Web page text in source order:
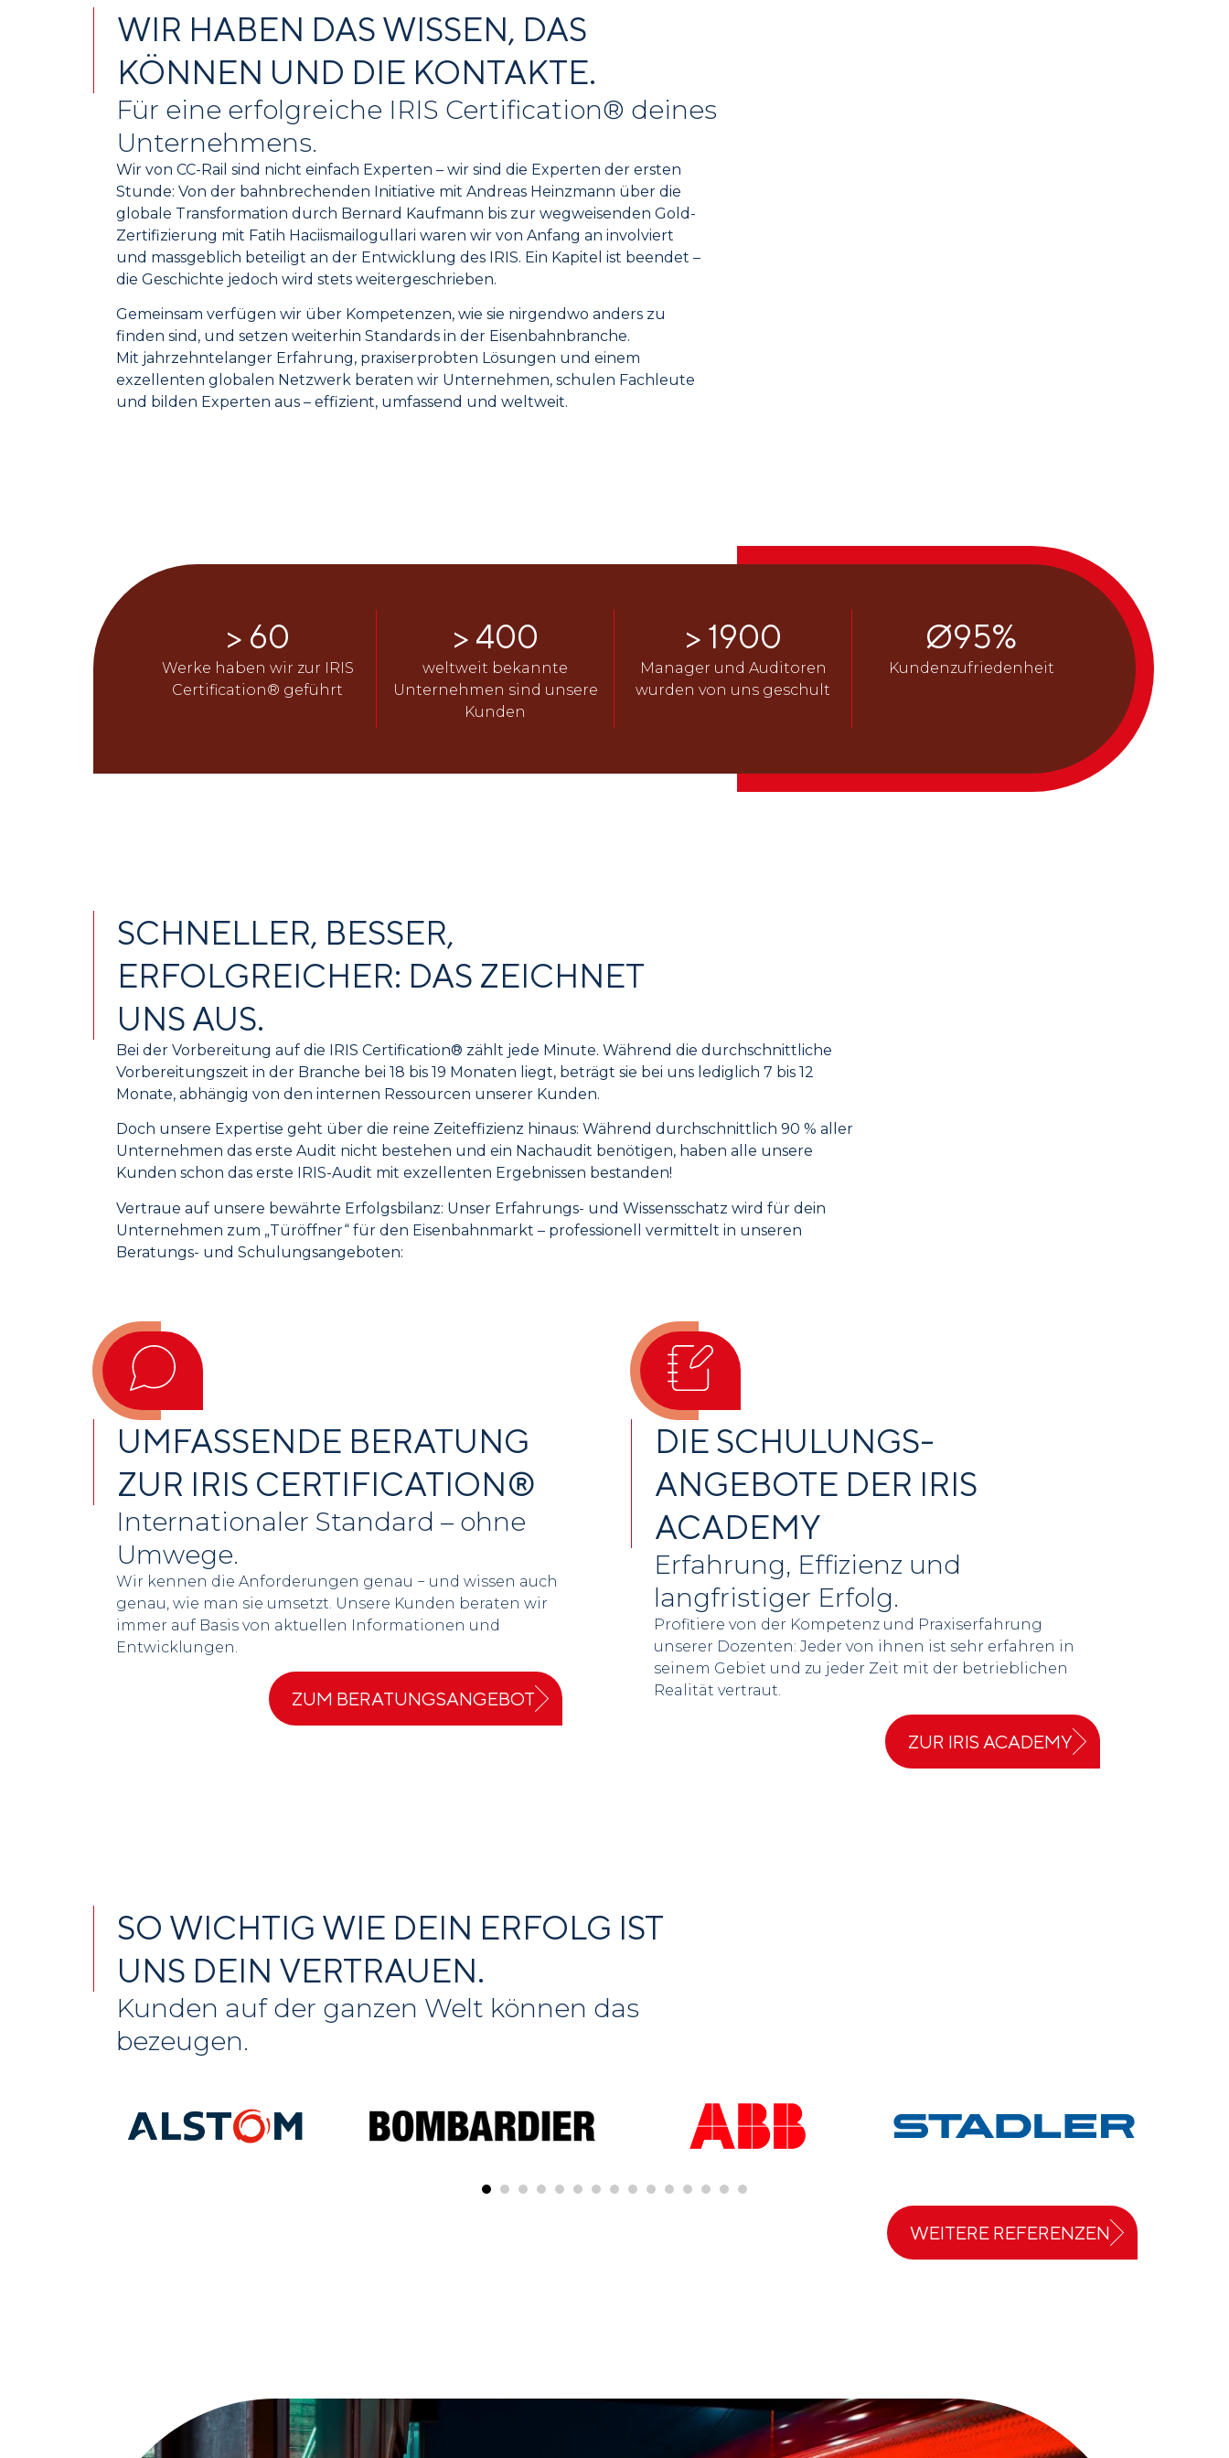
WIR HABEN DAS WISSEN, DAS
KÖNNEN UND DIE KONTAKTE.
Für eine erfolgreiche IRIS Certification® deines
Unternehmens.
Wir von CC-Rail sind nicht einfach Experten – wir sind die Experten der ersten
Stunde: Von der bahn­brechenden Initiative mit Andreas Heinzmann über die
globale Trans­formation durch Bernard Kaufmann bis zur wegweisenden Gold-
Zertifizierung mit Fatih Haciismailogullari waren wir von Anfang an involviert
und mass­geblich beteiligt an der Entwicklung des IRIS. Ein Kapitel ist beendet –
die Geschichte jedoch wird stets weitergeschrieben.
Gemeinsam verfügen wir über Kompetenzen, wie sie nirgendwo anders zu
finden sind, und setzen weiterhin Standards in der Eisenbahn­branche.
Mit jahrzehnte­langer Erfahrung, praxiserprobten Lösungen und einem
exzellenten globalen Netz­werk beraten wir Unternehmen, schulen Fachleute
und bilden Experten aus – effizient, umfassend und weltweit.
Werke haben wir zur IRIS
Certification® geführt
> 60
weltweit bekannte
Unternehmen sind unsere
Kunden
> 400
Manager und Auditoren
wurden von uns geschult
> 1900
Kunden­zufriedenheit
Ø95%
SCHNELLER, BESSER,
ERFOLGREICHER: DAS ZEICHNET
UNS AUS.
Bei der Vorbereitung auf die IRIS Certification® zählt jede Minute. Während die durchschnittliche
Vorbereitungszeit in der Branche bei 18 bis 19 Monaten liegt, beträgt sie bei uns lediglich 7 bis 12
Monate, abhängig von den internen Ressourcen unserer Kunden.
Doch unsere Expertise geht über die reine Zeiteffizienz hinaus: Während durchschnittlich 90 % aller
Unternehmen das erste Audit nicht bestehen und ein Nachaudit benötigen, haben alle unsere
Kunden schon das erste IRIS-Audit mit exzellenten Ergebnissen bestanden!
Vertraue auf unsere bewährte Erfolgsbilanz: Unser Erfahrungs- und Wissensschatz wird für dein
Unternehmen zum „Türöffner“ für den Eisenbahnmarkt – professionell vermittelt in unseren
Beratungs- und Schulungsangeboten:
UMFASSENDE BERATUNG
ZUR IRIS CERTIFICATION®
Internationaler Standard – ohne
Umwege.
Wir kennen die Anforderungen genau − und wissen auch
genau, wie man sie umsetzt. Unsere Kunden beraten wir
immer auf Basis von aktuellen Informationen und
Entwicklungen.
ZUM BERATUNGSANGEBOT
DIE SCHULUNGS­
ANGEBOTE DER IRIS
ACADEMY
Erfahrung, Effizienz und
langfristiger Erfolg.
Profitiere von der Kompetenz und Praxiserfahrung
unserer Dozenten: Jeder von ihnen ist sehr erfahren in
seinem Gebiet und zu jeder Zeit mit der betrieblichen
Realität vertraut.
ZUR IRIS ACADEMY
SO WICHTIG WIE DEIN ERFOLG IST
UNS DEIN VERTRAUEN.
Kunden auf der ganzen Welt können das
bezeugen.
WEITERE REFERENZEN